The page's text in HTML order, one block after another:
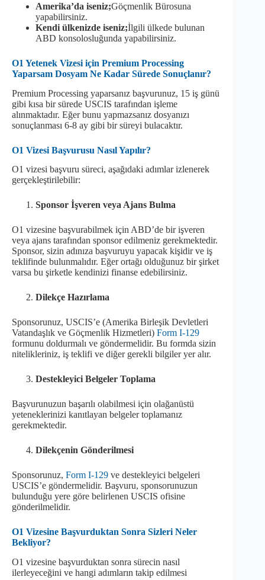
Amerika’da iseniz;Göçmenlik Bürosuna
yapabilirsiniz.
Kendi ülkenizde iseniz;İlgili ülkede bulunan
ABD konsolosluğunda yapabilirsiniz.
O1 Yetenek Vizesi için Premium Processing
Yaparsam Dosyam Ne Kadar Sürede Sonuçlanır?
Premium Processing yaparsanız başvurunuz, 15 iş günü
gibi kısa bir sürede USCIS tarafından işleme
alınmaktadır. Eğer bunu yapmazsanız dosyanızı
sonuçlanması 6-8 ay gibi bir süreyi bulacaktır.
O1 Vizesi Başvurusu Nasıl Yapılır?
O1 vizesi başvuru süreci, aşağıdaki adımlar izlenerek
gerçekleştirilebilir:
Sponsor İşveren veya Ajans Bulma
O1 vizesine başvurabilmek için ABD’de bir işveren
veya ajans tarafından sponsor edilmeniz gerekmektedir.
Sponsor, sizin adınıza başvuruyu yapacak kişidir ve iş
teklifinde bulunmalıdır. Eğer ortağı olduğunuz bir şirket
varsa bu şirketle kendinizi finanse edebilirsiniz.
Dilekçe Hazırlama
Sponsorunuz, USCIS’e (Amerika Birleşik Devletleri
Vatandaşlık ve Göçmenlik Hizmetleri) Form I-129
formunu doldurmalı ve göndermelidir. Bu formda sizin
nitelikleriniz, iş teklifi ve diğer gerekli bilgiler yer alır.
Destekleyici Belgeler Toplama
Başvurunuzun başarılı olabilmesi için olağanüstü
yeteneklerinizi kanıtlayan belgeler toplamanız
gerekmektedir.
Dilekçenin Gönderilmesi
Sponsorunuz, Form I-129 ve destekleyici belgeleri
USCIS’e göndermelidir. Başvuru, sponsorunuzun
bulunduğu yere göre belirlenen USCIS ofisine
gönderilmelidir.
O1 Vizesine Başvurduktan Sonra Sizleri Neler
Bekliyor?
O1 vizesine başvurduktan sonra sürecin nasıl
ilerleyeceğini ve hangi adımların takip edilmesi